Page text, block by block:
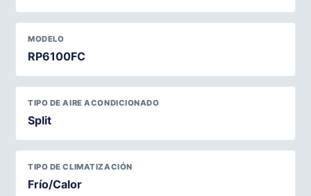
MODELO
RP6100FC
TIPO DE AIRE ACONDICIONADO
Split
TIPO DE CLIMATIZACIÓN
Frío/Calor